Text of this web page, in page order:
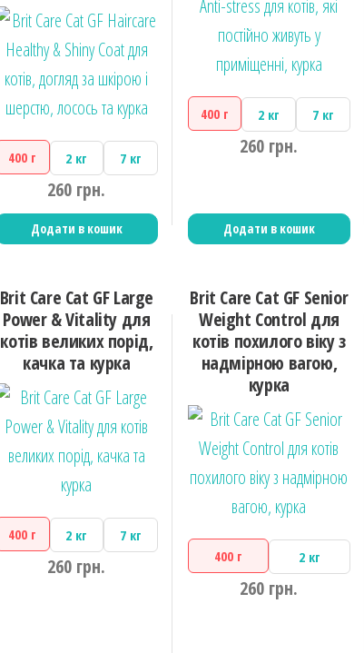
400 г 2 кг 7 кг
260 грн.
Додати в кошик
400 г 2 кг 7 кг
260 грн.
Додати в кошик
Brit Care Cat GF Large
Power & Vitality для
котів великих порід,
качка та курка
400 г 2 кг 7 кг
260 грн.
Brit Care Cat GF Senior
Weight Control для
котів похилого віку з
надмірною вагою,
курка
400 г 2 кг
260 грн.